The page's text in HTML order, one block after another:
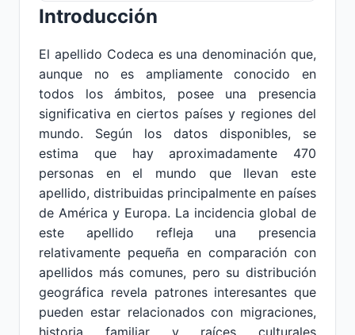
Introducción
El apellido Codeca es una denominación que,
aunque no es ampliamente conocido en
todos los ámbitos, posee una presencia
significativa en ciertos países y regiones del
mundo. Según los datos disponibles, se
estima que hay aproximadamente 470
personas en el mundo que llevan este
apellido, distribuidas principalmente en países
de América y Europa. La incidencia global de
este apellido refleja una presencia
relativamente pequeña en comparación con
apellidos más comunes, pero su distribución
geográfica revela patrones interesantes que
pueden estar relacionados con migraciones,
historia familiar y raíces culturales